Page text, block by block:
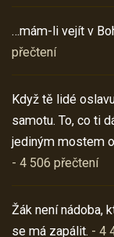
…mám-li vejít v
přečtení
Když tě lidé
samotu. To, co ti
jediným mostem
- 4 506 přečtení
Žák není nádoba,
se má zapálit. - 4